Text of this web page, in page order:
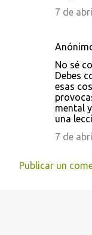
7 de
No sé
Debes
esas
mental
una
7 de
Publicar un